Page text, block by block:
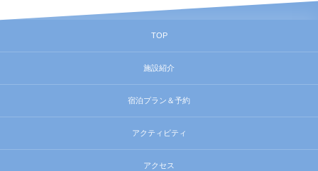
TOP
施設紹介
宿泊プラン＆予約
アクティビティ
アクセス